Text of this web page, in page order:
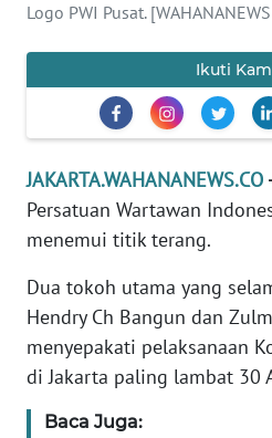
Logo PWI Pusat.
Ikuti
JAKARTA.WAHANANEWS.CO
Persatuan Wartawan
menemui titik terang.
Dua tokoh utama yang
Hendry Ch Bangun dan
menyepakati pelaksanaan
di Jakarta paling lambat 30
Baca Juga:
PEDOMAN
MEDIA
SIBER
KARIR
DISCLAIMER
Wahana